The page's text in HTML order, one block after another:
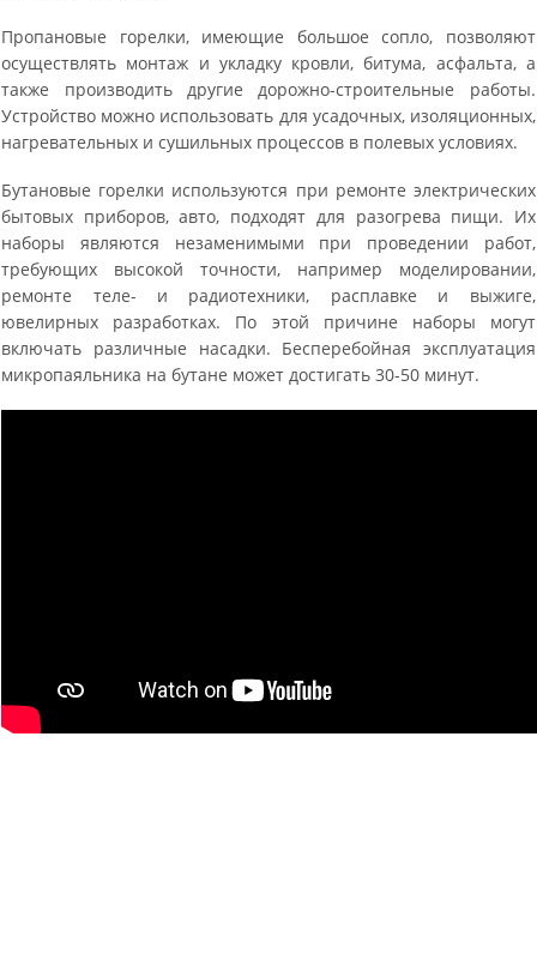
Пропановые горелки, имеющие большое сопло, позволяют
осуществлять монтаж и укладку кровли, битума, асфальта, а
также производить другие дорожно-строительные работы.
Устройство можно использовать для усадочных, изоляционных,
нагревательных и сушильных процессов в полевых условиях.
Бутановые горелки используются при ремонте электрических
бытовых приборов, авто, подходят для разогрева пищи. Их
наборы являются незаменимыми при проведении работ,
требующих высокой точности, например моделировании,
ремонте теле- и радиотехники, расплавке и выжиге,
ювелирных разработках. По этой причине наборы могут
включать различные насадки. Бесперебойная эксплуатация
микропаяльника на бутане может достигать 30-50 минут.